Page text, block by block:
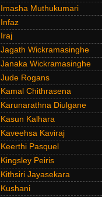
Imasha Muthukumari
Infaz
Iraj
Jagath Wickramasinghe
Janaka Wickramasinghe
Jude Rogans
Kamal Chithrasena
Karunarathna Diulgane
Kasun Kalhara
Kaveehsa Kaviraj
Keerthi Pasquel
Kingsley Peiris
Kithsiri Jayasekara
Kushani